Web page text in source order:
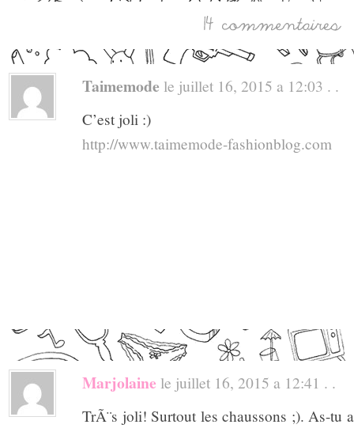
Taimemode le juillet 16, 2015 a 12:03 . .
C’est joli :)
http://www.taimemode-fashionblog.com
Marjolaine le juillet 16, 2015 a 12:41 . .
TrÃ¨s joli! Surtout les chaussons ;). As-tu